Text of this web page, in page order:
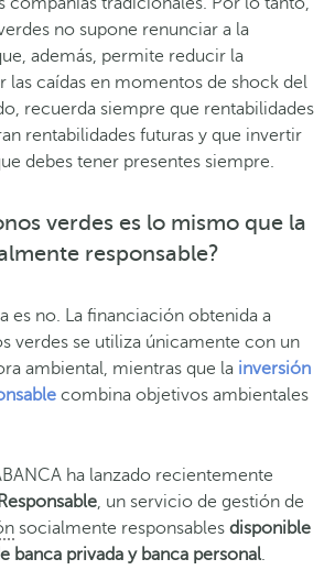
no supone renunciar a la
además, permite reducir la
las caídas en momentos de shock del
recuerda siempre que rentabilidades
rentabilidades futuras y que invertir
debes tener presentes siempre.
verdes es lo mismo que la
responsable?
es no. La financiación obtenida a
verdes se utiliza únicamente con un
ambiental, mientras que la inversión
combina objetivos ambientales
ha lanzado recientemente
, un servicio de gestión de
socialmente responsables disponible
banca privada y banca personal.